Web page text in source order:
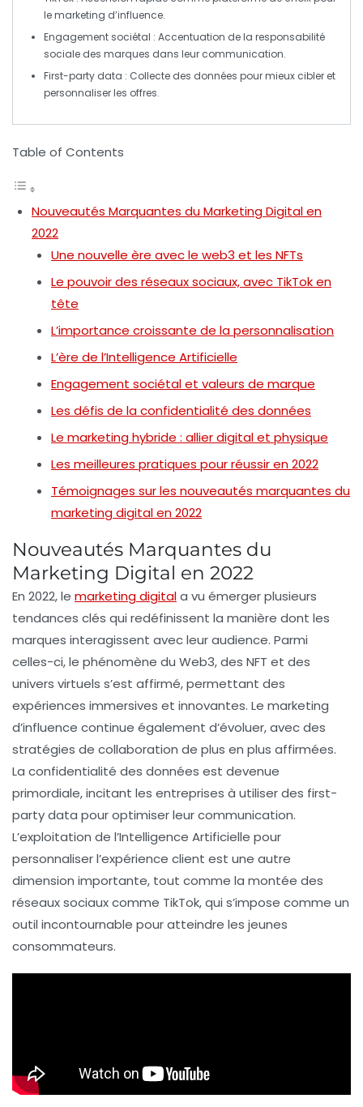
le marketing d’influence.
Engagement sociétal : Accentuation de la responsabilité
sociale des marques dans leur communication.
First-party data : Collecte des données pour mieux cibler et
personnaliser les offres.
Table of Contents
Nouveautés Marquantes du Marketing Digital en
2022
Une nouvelle ère avec le web3 et les NFTs
Le pouvoir des réseaux sociaux, avec TikTok en
tête
L’importance croissante de la personnalisation
L’ère de l’Intelligence Artificielle
Engagement sociétal et valeurs de marque
Les défis de la confidentialité des données
Le marketing hybride : allier digital et physique
Les meilleures pratiques pour réussir en 2022
Témoignages sur les nouveautés marquantes du
marketing digital en 2022
Nouveautés Marquantes du
Marketing Digital en 2022
En 2022, le marketing digitala vu émerger plusieurs
tendances clés qui redéfinissent la manière dont les
marques interagissent avec leur audience. Parmi
celles-ci, le phénomène du Web3, des NFT et des
univers virtuels s’est affirmé, permettant des
expériences immersives et innovantes. Le marketing
d’influence continue également d’évoluer, avec des
stratégies de collaboration de plus en plus affirmées.
La confidentialité des données est devenue
primordiale, incitant les entreprises à utiliser des first-
party data pour optimiser leur communication.
L’exploitation de l’Intelligence Artificielle pour
personnaliser l’expérience client est une autre
dimension importante, tout comme la montée des
réseaux sociaux comme TikTok, qui s’impose comme un
outil incontournable pour atteindre les jeunes
consommateurs.